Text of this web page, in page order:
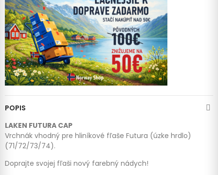
POPIS
LAKEN FUTURA CAP
Vrchnák vhodný pre hliníkové fľaše Futura (úzke hrdlo)
(71/72/73/74).
Doprajte svojej fľaši nový farebný nádych!